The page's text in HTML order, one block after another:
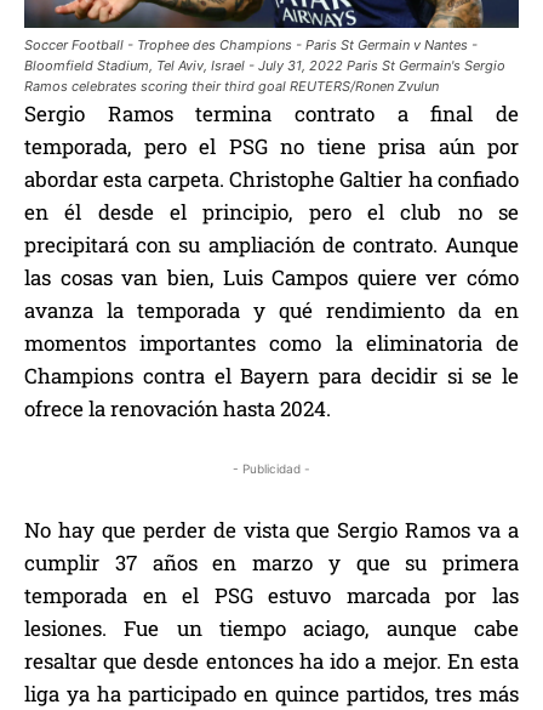
Soccer Football - Trophee des Champions - Paris St Germain v Nantes -
Bloomfield Stadium, Tel Aviv, Israel - July 31, 2022 Paris St Germain's Sergio
Ramos celebrates scoring their third goal REUTERS/Ronen Zvulun
Sergio Ramos termina contrato a final de
temporada, pero el PSG no tiene prisa aún por
abordar esta carpeta. Christophe Galtier ha confiado
en él desde el principio, pero el club no se
precipitará con su ampliación de contrato. Aunque
las cosas van bien, Luis Campos quiere ver cómo
avanza la temporada y qué rendimiento da en
momentos importantes como la eliminatoria de
Champions contra el Bayern para decidir si se le
ofrece la renovación hasta 2024.
- Publicidad -
No hay que perder de vista que Sergio Ramos va a
cumplir 37 años en marzo y que su primera
temporada en el PSG estuvo marcada por las
lesiones. Fue un tiempo aciago, aunque cabe
resaltar que desde entonces ha ido a mejor. En esta
liga ya ha participado en quince partidos, tres más